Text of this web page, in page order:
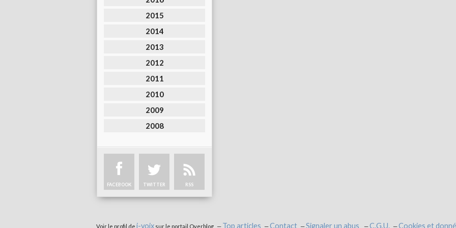
2015
2014
2013
2012
2011
2010
2009
2008
FACEBOOK TWITTER RSS
Voir le profil de i-voixsur le portail Overblog Top articles Contact Signaler un abus C.G.U. Cookies et